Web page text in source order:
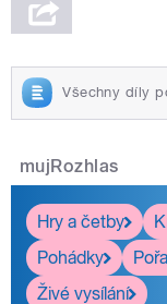
Všechny díly
mujRozhlas
Hry a četby
Pohádky
Živé vysílání